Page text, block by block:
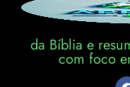
da Bíblia e
com foco